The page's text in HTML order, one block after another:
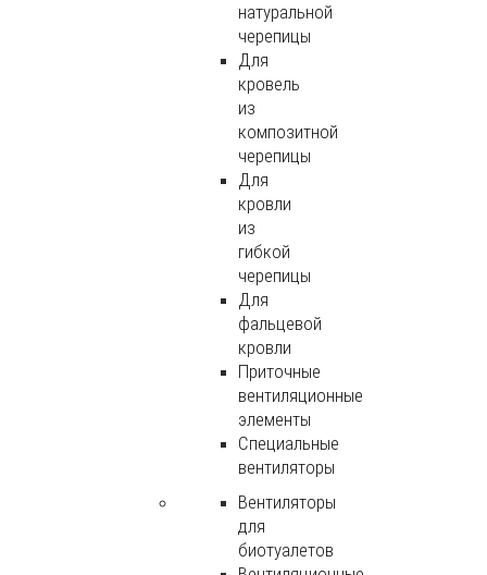
натуральной
черепицы
Для
кровель
из
композитной
черепицы
Для
кровли
из
гибкой
черепицы
Для
фальцевой
кровли
Приточные
вентиляционные
элементы
Специальные
вентиляторы
Вентиляторы
для
биотуалетов